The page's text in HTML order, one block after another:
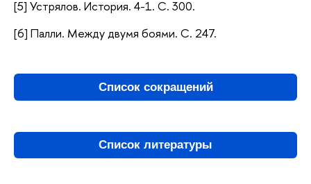
[5] Устрялов. История. 4-1. С. 300.
[6] Палли. Между двумя боями. С. 247.
Список сокращений
Список литературы